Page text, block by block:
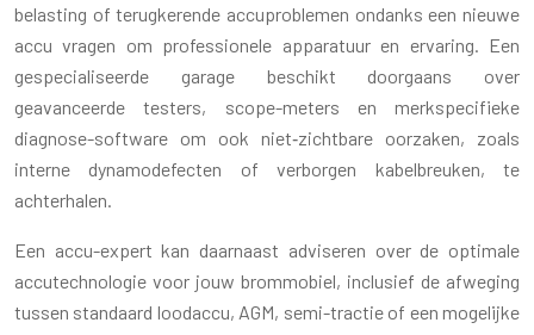
belasting of terugkerende accuproblemen ondanks een nieuwe
accu vragen om professionele apparatuur en ervaring. Een
gespecialiseerde garage beschikt doorgaans over
geavanceerde testers, scope-meters en merkspecifieke
diagnose-software om ook niet‑zichtbare oorzaken, zoals
interne dynamodefecten of verborgen kabelbreuken, te
achterhalen.
Een accu-expert kan daarnaast adviseren over de optimale
accutechnologie voor jouw brommobiel, inclusief de afweging
tussen standaard loodaccu, AGM, semi-tractie of een mogelijke